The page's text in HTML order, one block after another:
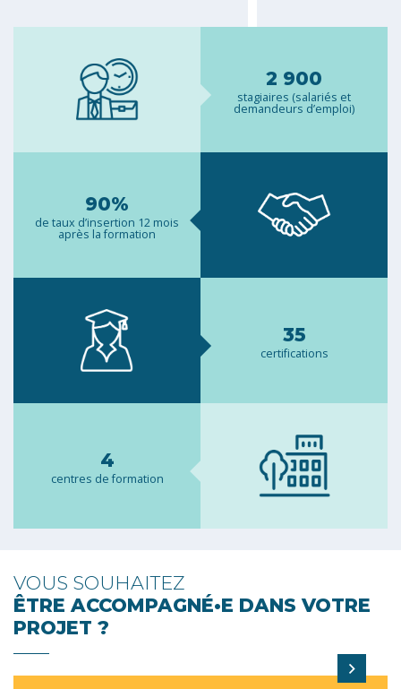
2 900
stagiaires (salariés et
demandeurs d’emploi)
90%
de taux d’insertion 12 mois
après la formation
35
certifications
4
centres de formation
VOUS SOUHAITEZ
ÊTRE ACCOMPAGNÉ•E DANS VOTRE
PROJET ?